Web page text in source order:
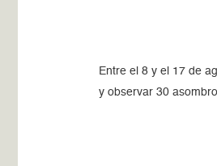
Entre el 8 y el 17 de
y observar 30